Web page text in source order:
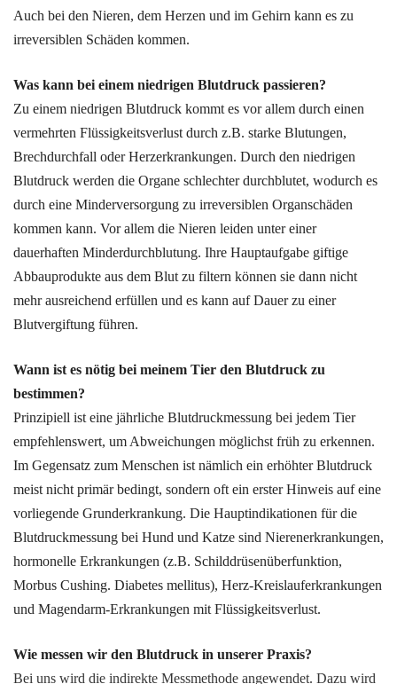
Auch bei den Nieren, dem Herzen und im Gehirn kann es zu
irreversiblen Schäden kommen.
Was kann bei einem niedrigen Blutdruck passieren?
Zu einem niedrigen Blutdruck kommt es vor allem durch einen
vermehrten Flüssigkeitsverlust durch z.B. starke Blutungen,
Brechdurchfall oder Herzerkrankungen. Durch den niedrigen
Blutdruck werden die Organe schlechter durchblutet, wodurch es
durch eine Minderversorgung zu irreversiblen Organschäden
kommen kann. Vor allem die Nieren leiden unter einer
dauerhaften Minderdurchblutung. Ihre Hauptaufgabe giftige
Abbauprodukte aus dem Blut zu filtern können sie dann nicht
mehr ausreichend erfüllen und es kann auf Dauer zu einer
Blutvergiftung führen.
Wann ist es nötig bei meinem Tier den Blutdruck zu
bestimmen?
Prinzipiell ist eine jährliche Blutdruckmessung bei jedem Tier
empfehlenswert, um Abweichungen möglichst früh zu erkennen.
Im Gegensatz zum Menschen ist nämlich ein erhöhter Blutdruck
meist nicht primär bedingt, sondern oft ein erster Hinweis auf eine
vorliegende Grunderkrankung. Die Hauptindikationen für die
Blutdruckmessung bei Hund und Katze sind Nierenerkrankungen,
hormonelle Erkrankungen (z.B. Schilddrüsenüberfunktion,
Morbus Cushing. Diabetes mellitus), Herz-Kreislauferkrankungen
und Magendarm-Erkrankungen mit Flüssigkeitsverlust.
Wie messen wir den Blutdruck in unserer Praxis?
Bei uns wird die indirekte Messmethode angewendet. Dazu wird